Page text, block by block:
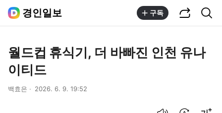
경인일보 구독
월드컵 휴식기, 더 바빠진 인천 유나
이티드
백효은 2026. 6. 9. 19:52